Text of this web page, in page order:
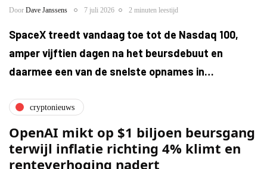
Door Dave Janssens 7 juli 2026 2 minuten leestijd
SpaceX treedt vandaag toe tot de Nasdaq 100,
amper vijftien dagen na het beursdebuut en
daarmee een van de snelste opnames in…
cryptonieuws
OpenAI mikt op $1 biljoen beursgang
terwijl inflatie richting 4% klimt en
renteverhoging nadert